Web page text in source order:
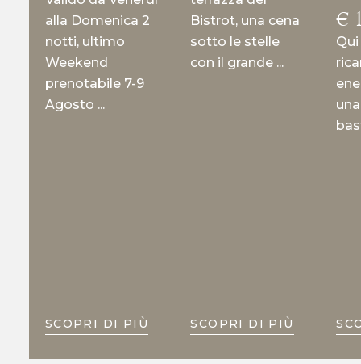
alla Domenica 2
notti, ultimo
Weekend
prenotabile 7-9
Agosto ...
SCOPRI DI PIÙ
Bistrot, una cena
sotto le stelle
con il grande ...
SCOPRI DI PIÙ
€